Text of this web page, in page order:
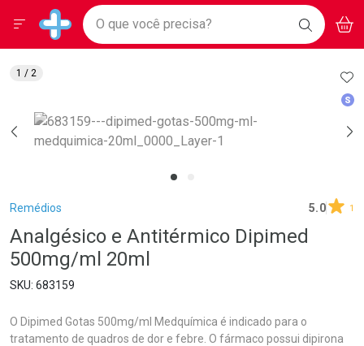
Drogarias Pacheco
Baixe nosso APP e aproveite Ofertas Exclusivas!
BAIXE
O APP
Ir direto para a home
pela página
Ir direto para o conteúdo
Ir direto para a busca
Ir direto para a conta
Ir direto para a notificações
Ir direto para o carrinho
Ir direto para o menu
Faça a sua busca
O que você precisa? BUSCAR
Menu
Breadcrumb
Remédios 5.0 1
Analgésico e Antitérmico Dipimed
500mg/ml 20ml
683159
O Dipimed Gotas 500mg/ml Medquímica é indicado para o
tratamento de quadros de dor e febre. O fármaco possui dipirona
1 / 2